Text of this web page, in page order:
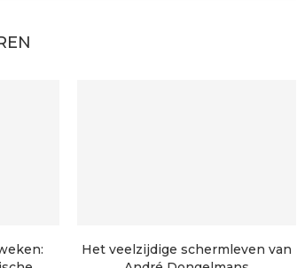
Het veelzijdige schermleven van